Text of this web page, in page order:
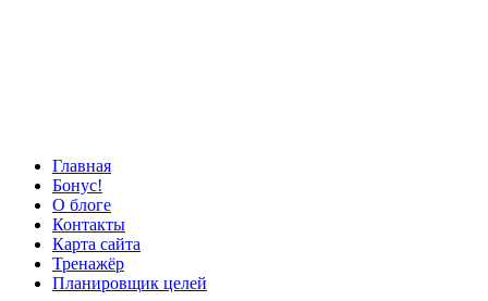
Главная
Бонус!
О блоге
Контакты
Карта сайта
Тренажёр
Планировщик целей